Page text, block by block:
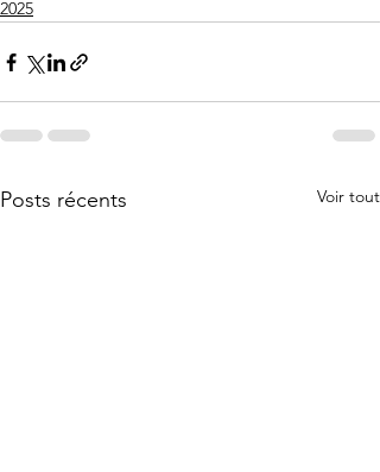
2025
Posts récents Voir tout